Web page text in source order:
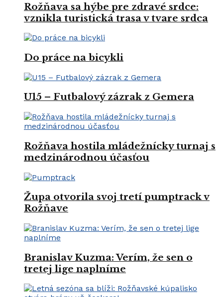
Rožňava sa hýbe pre zdravé srdce:
vznikla turistická trasa v tvare srdca
Do práce na bicykli
U15 – Futbalový zázrak z Gemera
Rožňava hostila mládežnícky turnaj s
medzinárodnou účasťou
Župa otvorila svoj tretí pumptrack v
Rožňave
Branislav Kuzma: Verím, že sen o
tretej lige naplníme